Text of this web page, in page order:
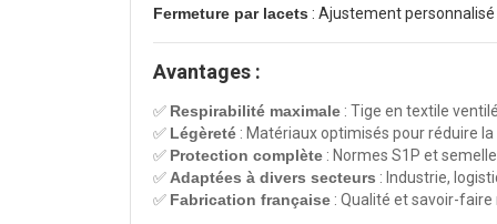
Fermeture par lacets : Ajustement
Avantages :
✅ Respirabilité maximale : Tige en textile
✅ Légèreté : Matériaux optimisés pour réduire
✅ Protection complète : Normes S1P et
✅ Adaptées à divers secteurs : Industrie,
✅ Fabrication française : Qualité et savoir-faire